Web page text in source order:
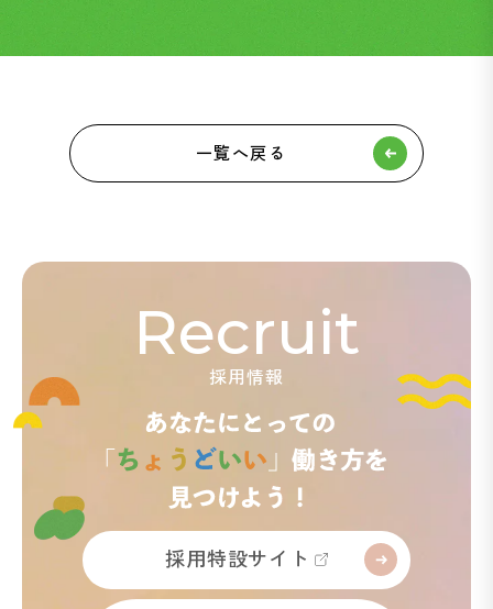
一覧へ戻る
Recruit
採用情報
採用特設サイト